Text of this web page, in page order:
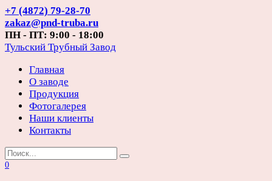
Перейти
к
содержанию
+7 (4872) 79-28-70
zakaz@pnd-truba.ru
ПН - ПТ: 9:00 - 18:00
Тульский Трубный Завод
Главная
О заводе
Продукция
Фотогалерея
Наши клиенты
Контакты
Search
for:
0